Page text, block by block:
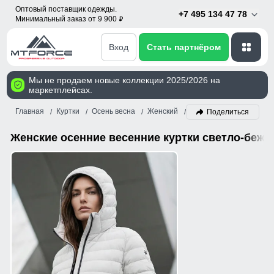
Оптовый поставщик одежды.
Минимальный заказ от 9 900 p
+7 495 134 47 78
Вход Стать партнёром
Мы не продаем новые коллекции 2025/2026 на
маркетплейсах.
Главная Куртки Осень весна Женский Светло-бежевый
Поделиться
Женские осенние весенние куртки светло-